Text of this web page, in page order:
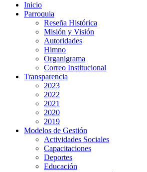
Inicio
Parroquia
Reseña Histórica
Misión y Visión
Autoridades
Himno
Organigrama
Correo Institucional
Transparencia
2023
2022
2021
2020
2019
Modelos de Gestión
Actividades Sociales
Capacitaciones
Deportes
Educación